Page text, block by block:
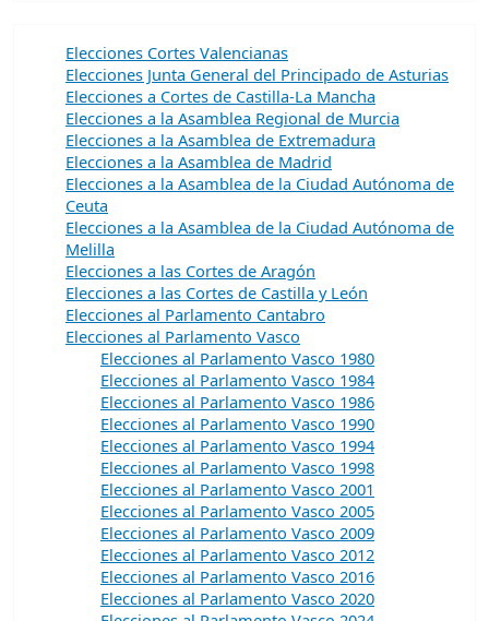
Elecciones Cortes Valencianas
Elecciones Junta General del Principado de Asturias
Elecciones a Cortes de Castilla-La Mancha
Elecciones a la Asamblea Regional de Murcia
Elecciones a la Asamblea de Extremadura
Elecciones a la Asamblea de Madrid
Elecciones a la Asamblea de la Ciudad Autónoma de
Ceuta
Elecciones a la Asamblea de la Ciudad Autónoma de
Melilla
Elecciones a las Cortes de Aragón
Elecciones a las Cortes de Castilla y León
Elecciones al Parlamento Cantabro
Elecciones al Parlamento Vasco
Elecciones al Parlamento Vasco 1980
Elecciones al Parlamento Vasco 1984
Elecciones al Parlamento Vasco 1986
Elecciones al Parlamento Vasco 1990
Elecciones al Parlamento Vasco 1994
Elecciones al Parlamento Vasco 1998
Elecciones al Parlamento Vasco 2001
Elecciones al Parlamento Vasco 2005
Elecciones al Parlamento Vasco 2009
Elecciones al Parlamento Vasco 2012
Elecciones al Parlamento Vasco 2016
Elecciones al Parlamento Vasco 2020